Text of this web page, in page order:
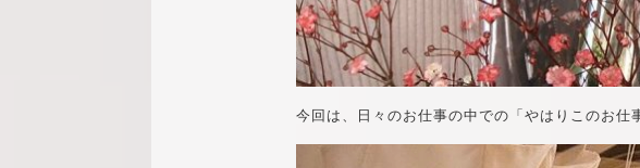
今回は、日々のお仕事の中での「やはりこのお仕